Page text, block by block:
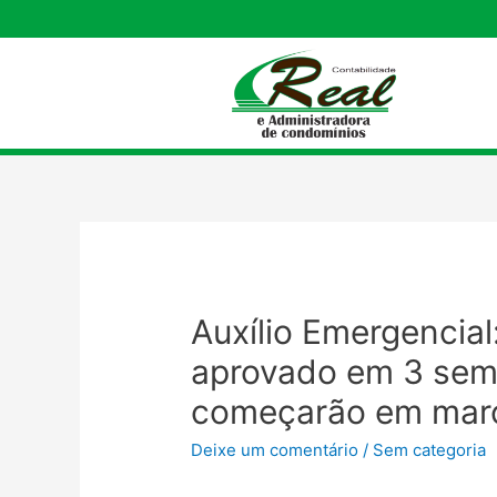
Auxílio
aprovado em 3
começarão em
Deixe um comentário / Sem categoria